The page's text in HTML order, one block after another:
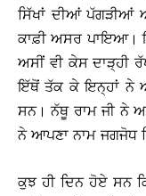
ਸਿੱਖਾਂ ਦੀਆਂ ਪੱਗੜੀਆਂ
ਕਾਫ਼ੀ ਅਸਰ ਪਾਇਆ।
ਅਸੀਂ ਵੀ ਕੇਸ ਦਾੜ੍ਹੀ
ਇੱਥੋਂ ਤੱਕ ਕੇ ਇਨ੍ਹਾਂ ਨੇ
ਸਨ। ਨੱਥੂ ਰਾਮ ਜੀ ਨੇ
ਨੇ ਆਪਣਾ ਨਾਮ ਜਗਜੋਧ
ਕੁਝ ਹੀ ਦਿਨ ਹੋਏ ਸਨ